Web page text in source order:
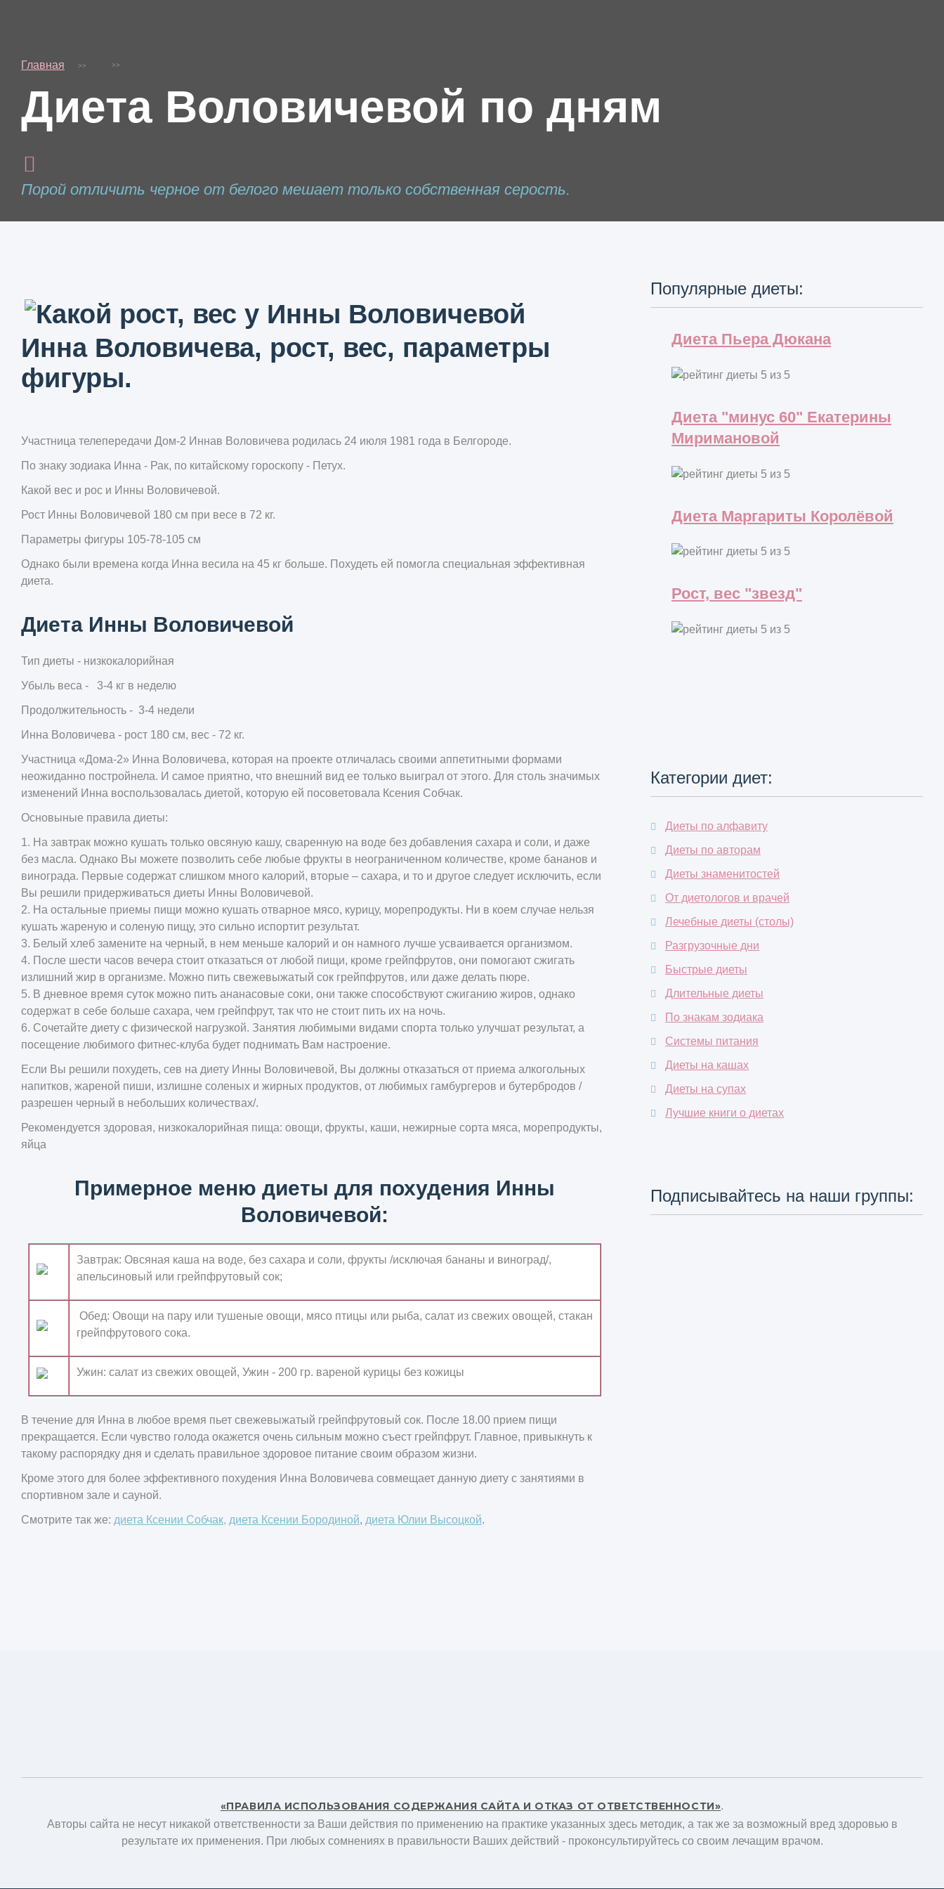
Главная
Диета Воловичевой по дням
Порой отличить черное от белого мешает только собственная серость.
Инна Воловичева, рост, вес, параметры
фигуры.
Участница телепередачи Дом-2 Иннав Воловичева родилась 24 июля 1981 года в Белгороде.
По знаку зодиака Инна - Рак, по китайскому гороскопу - Петух.
Какой вес и рос и Инны Воловичевой.
Рост Инны Воловичевой 180 см при весе в 72 кг.
Параметры фигуры 105-78-105 см
Однако были времена когда Инна весила на 45 кг больше. Похудеть ей помогла специальная эффективная
диета.
Диета Инны Воловичевой
Тип диеты - низкокалорийная
Убыль веса - 3-4 кг в неделю
Продолжительность - 3-4 недели
Инна Воловичева - рост 180 см, вес - 72 кг.
Участница «Дома-2» Инна Воловичева, которая на проекте отличалась своими аппетитными формами
неожиданно постройнела. И самое приятно, что внешний вид ее только выиграл от этого. Для столь значимых
изменений Инна воспользовалась диетой, которую ей посоветовала Ксения Собчак.
Основыные правила диеты:
1. На завтрак можно кушать только овсяную кашу, сваренную на воде без добавления сахара и соли, и даже
без масла. Однако Вы можете позволить себе любые фрукты в неограниченном количестве, кроме бананов и
винограда. Первые содержат слишком много калорий, вторые – сахара, и то и другое следует исключить, если
Вы решили придерживаться диеты Инны Воловичевой.
2. На остальные приемы пищи можно кушать отварное мясо, курицу, морепродукты. Ни в коем случае нельзя
кушать жареную и соленую пищу, это сильно испортит результат.
3. Белый хлеб замените на черный, в нем меньше калорий и он намного лучше усваивается организмом.
4. После шести часов вечера стоит отказаться от любой пищи, кроме грейпфрутов, они помогают сжигать
излишний жир в организме. Можно пить свежевыжатый сок грейпфрутов, или даже делать пюре.
5. В дневное время суток можно пить ананасовые соки, они также способствуют сжиганию жиров, однако
содержат в себе больше сахара, чем грейпфрут, так что не стоит пить их на ночь.
6. Сочетайте диету с физической нагрузкой. Занятия любимыми видами спорта только улучшат результат, а
посещение любимого фитнес-клуба будет поднимать Вам настроение.
Если Вы решили похудеть, сев на диету Инны Воловичевой, Вы должны отказаться от приема алкогольных
напитков, жареной пиши, излишне соленых и жирных продуктов, от любимых гамбургеров и бутербродов /
разрешен черный в небольших количествах/.
Рекомендуется здоровая, низкокалорийная пища: овощи, фрукты, каши, нежирные сорта мяса, морепродукты,
яйца
Примерное меню диеты для похудения Инны
Воловичевой:
Завтрак: Овсяная каша на воде, без сахара и соли, фрукты /исключая бананы и виноград/,
апельсиновый или грейпфрутовый сок;
Обед: Овощи на пару или тушеные овощи, мясо птицы или рыба, салат из свежих овощей, стакан
грейпфрутового сока.
Ужин: салат из свежих овощей, Ужин - 200 гр. вареной курицы без кожицы
В течение для Инна в любое время пьет свежевыжатый грейпфрутовый сок. После 18.00 прием пищи
прекращается. Если чувство голода окажется очень сильным можно съест грейпфрут. Главное, привыкнуть к
такому распорядку дня и сделать правильное здоровое питание своим образом жизни.
Кроме этого для более эффективного похудения Инна Воловичева совмещает данную диету с занятиями в
спортивном зале и сауной.
Смотрите так же: диета Ксении Собчак, диета Ксении Бородиной, диета Юлии Высоцкой.
Популярные диеты:
Диета Пьера Дюкана
Диета "минус 60" Екатерины
Миримановой
Диета Маргариты Королёвой
Рост, вес "звезд"
Категории диет:
Диеты по алфавиту
Диеты по авторам
Диеты знаменитостей
От диетологов и врачей
Лечебные диеты (столы)
Разгрузочные дни
Быстрые диеты
Длительные диеты
По знакам зодиака
Системы питания
Диеты на кашах
Диеты на супах
Лучшие книги о диетах
Подписывайтесь на наши группы:
«ПРАВИЛА ИСПОЛЬЗОВАНИЯ СОДЕРЖАНИЯ САЙТА И ОТКАЗ ОТ ОТВЕТСТВЕННОСТИ».
Авторы сайта не несут никакой ответственности за Ваши действия по применению на практике указанных здесь методик, а так же за возможный вред здоровью в
результате их применения. При любых сомнениях в правильности Ваших действий - проконсультируйтесь со своим лечащим врачом.